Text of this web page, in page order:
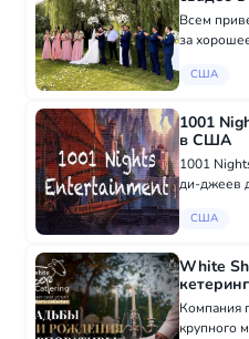
Всем
за
США
1001
в США
1001
ди-джеев
США
White
Компания
крупного